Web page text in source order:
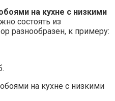
на кухне с низкими
состоять из
разнообразен, к примеру: